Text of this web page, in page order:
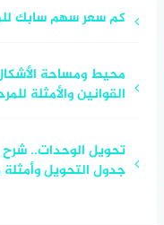
كم سعر سهم سابك
محيط ومساحة
القوانين والأمثلة
تحويل الوحدات.. شرح
جدول التحويل وأمثلة